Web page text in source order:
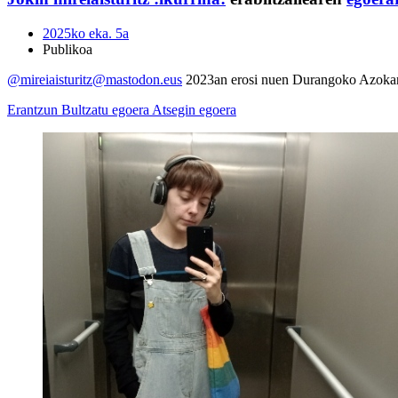
2025ko eka. 5a
Publikoa
@mireiaisturitz@mastodon.eus 2023an erosi nuen Durangoko
Erantzun Bultzatu egoera Atsegin egoera